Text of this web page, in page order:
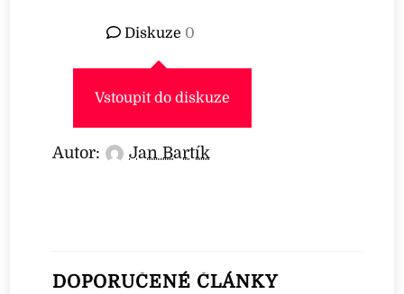
Diskuze 0
Vstoupit do diskuze
Autor: Jan Bartík
DOPORUČENÉ ČLÁNKY